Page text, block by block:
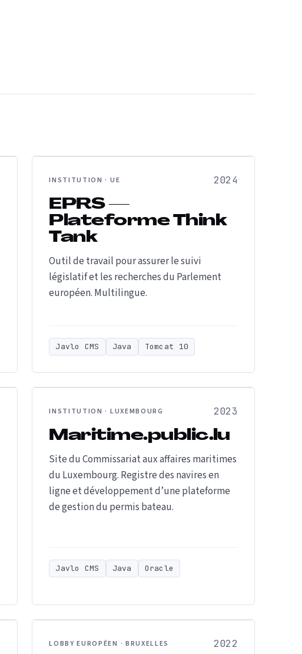
INSTITUTION · UE 2024
EPRS —
Plateforme Think
Tank
Outil de travail pour assurer le suivi
législatif et les recherches du Parlement
européen. Multilingue.
Javlo CMS Java Tomcat 10
INSTITUTION · LUXEMBOURG 2023
Maritime.public.lu
Site du Commissariat aux affaires maritimes
du Luxembourg. Registre des navires en
ligne et développement d’une plateforme
de gestion du permis bateau.
Javlo CMS Java Oracle
LOBBY EUROPÉEN · BRUXELLES 2022